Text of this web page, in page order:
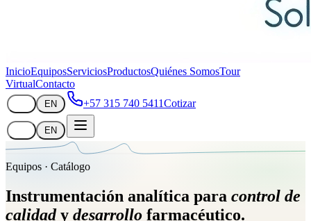
InicioEquiposServiciosProductosQuiénes SomosTour
VirtualContacto
EN +57 315 740 5411Cotizar
EN
Equipos · Catálogo
Instrumentación analítica para control de
calidad y desarrollo farmacéutico.